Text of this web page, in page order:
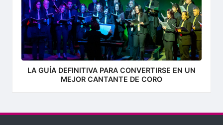
LA GUÍA DEFINITIVA PARA CONVERTIRSE EN UN
MEJOR CANTANTE DE CORO